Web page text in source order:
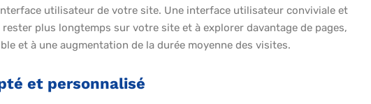
utilisateur de votre site. Une interface utilisateur conviviale et
plus longtemps sur votre site et à explorer davantage de pages,
et à une augmentation de la durée moyenne des visites.
et personnalisé